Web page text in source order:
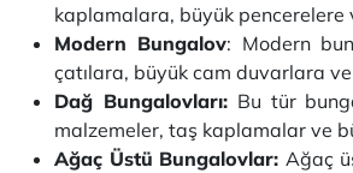
kaplamalara, büyük pencerelere
Modern Bungalov: Modern
çatılara, büyük cam duvarlara
Dağ Bungalovları: Bu tür
malzemeler, taş kaplamalar ve
Ağaç Üstü Bungalovlar: Ağaç